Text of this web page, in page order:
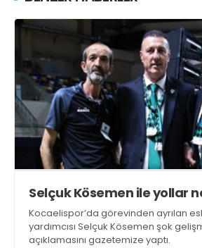
Selçuk Kösemen ile yollar
Kocaelispor’da görevinden ayrılan
yardımcısı Selçuk Kösemen şok
açıklamasını gazetemize yaptı.